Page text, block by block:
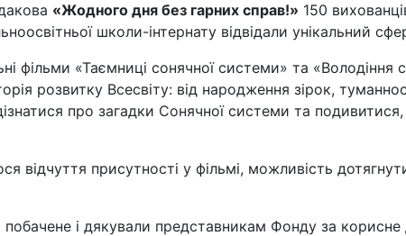
«Жодного дня без гарних справ!» 150
школи-інтернату відвідали унікальний
фільми «Таємниці сонячної системи» та
розвитку Всесвіту: від народження зірок,
про загадки Сонячної системи та подивитися,
відчуття присутності у фільмі, можливість
і дякували представникам Фонду за корисне